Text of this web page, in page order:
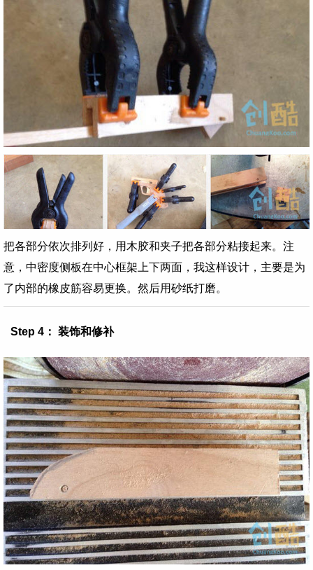
把各部分依次排列好，用木胶和夹子把各部分粘接起来。注
意，中密度侧板在中心框架上下两面，我这样设计，主要是为
了内部的橡皮筋容易更换。然后用砂纸打磨。
Step 4： 装饰和修补